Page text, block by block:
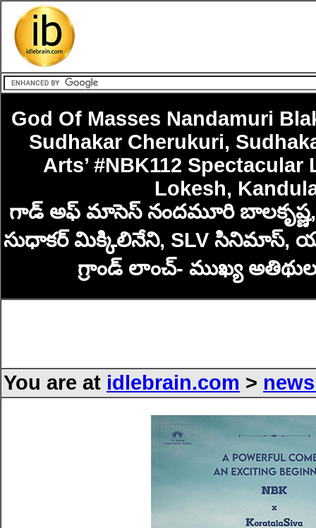
God Of Masses Nandamuri
Sudhakar Cherukuri,
Arts’ #NBK112
Lokesh,
గాడ్ అఫ్ మాసెస్ నందమూరి బాలకృష్ణ,
సుధాకర్ మిక్కిలినేని, SLV సినిమాస్,
గ్రాండ్ లాంచ్- ముఖ్య
You are at idlebrain.com >